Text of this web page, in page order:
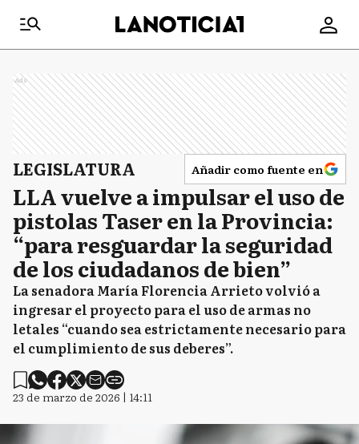
Ads
LEGISLATURA Añadir como fuente en
LLA vuelve a impulsar el uso de
pistolas Taser en la Provincia:
“para resguardar la seguridad
de los ciudadanos de bien”
La senadora María Florencia Arrieto volvió a
ingresar el proyecto para el uso de armas no
letales “cuando sea estrictamente necesario para
el cumplimiento de sus deberes”.
23 de marzo de 2026 | 14:11